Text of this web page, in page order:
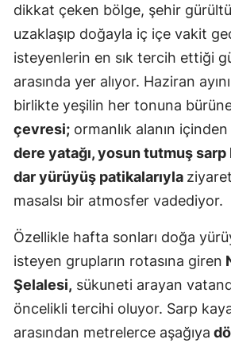
dikkat çeken bölge, şehir
uzaklaşıp doğayla iç içe vakit
isteyenlerin en sık tercih ettiği
arasında yer alıyor. Haziran
birlikte yeşilin her tonuna
çevresi; ormanlık alanın içinden
dere yatağı, yosun tutmuş sarp
dar yürüyüş patikalarıyla
masalsı bir atmosfer vadediyor.
Özellikle hafta sonları doğa
isteyen grupların rotasına giren
Şelalesi, sükuneti arayan
öncelikli tercihi oluyor. Sarp
arasından metrelerce aşağıya